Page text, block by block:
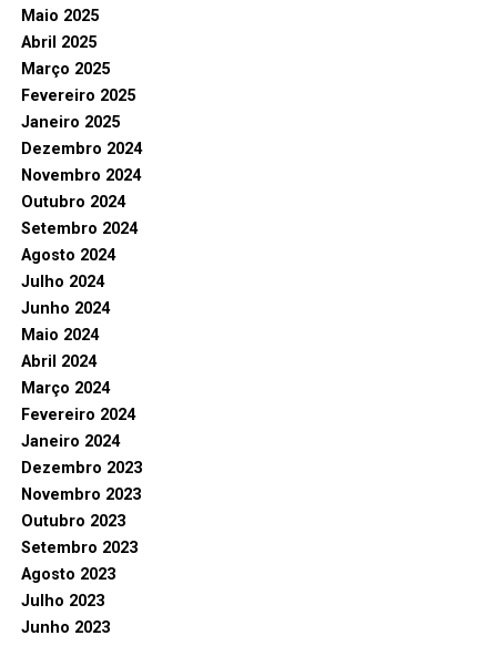
Maio 2025
Abril 2025
Março 2025
Fevereiro 2025
Janeiro 2025
Dezembro 2024
Novembro 2024
Outubro 2024
Setembro 2024
Agosto 2024
Julho 2024
Junho 2024
Maio 2024
Abril 2024
Março 2024
Fevereiro 2024
Janeiro 2024
Dezembro 2023
Novembro 2023
Outubro 2023
Setembro 2023
Agosto 2023
Julho 2023
Junho 2023